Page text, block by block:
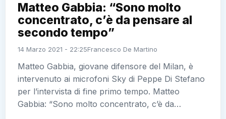
Matteo Gabbia: “Sono molto
concentrato, c’è da pensare al
secondo tempo”
14 Marzo 2021 - 22:25Francesco De Martino
Matteo Gabbia, giovane difensore del Milan, è
intervenuto ai microfoni Sky di Peppe Di Stefano
per l’intervista di fine primo tempo. Matteo
Gabbia: “Sono molto concentrato, c’è da…